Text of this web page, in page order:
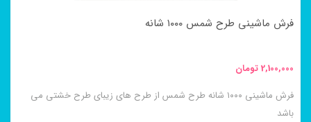
صفحه
انتخاب
شوند
فرش ماشینی طرح شمس ۱۰۰۰ شانه
2,100,000تومان
فرش ماشینی ۱۰۰۰ شانه طرح شمس از طرح های زیبای طرح خشتی می
باشد